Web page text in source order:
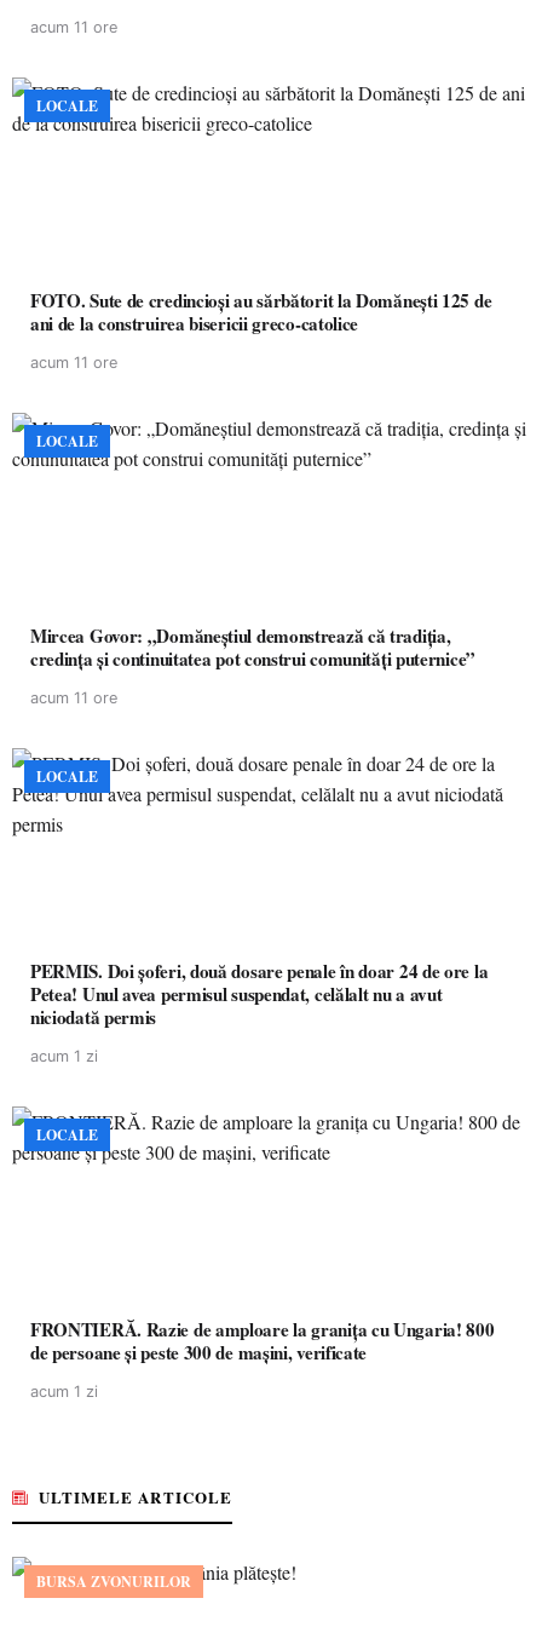
acum 11 ore
LOCALE
FOTO. Sute de credincioși au sărbătorit la Domănești 125 de
ani de la construirea bisericii greco-catolice
acum 11 ore
LOCALE
Mircea Govor: „Domăneștiul demonstrează că tradiția,
credința și continuitatea pot construi comunități puternice”
acum 11 ore
LOCALE
PERMIS. Doi șoferi, două dosare penale în doar 24 de ore la
Petea! Unul avea permisul suspendat, celălalt nu a avut
niciodată permis
acum 1 zi
LOCALE
FRONTIERĂ. Razie de amploare la granița cu Ungaria! 800
de persoane și peste 300 de mașini, verificate
acum 1 zi
ULTIMELE ARTICOLE
BURSA ZVONURILOR